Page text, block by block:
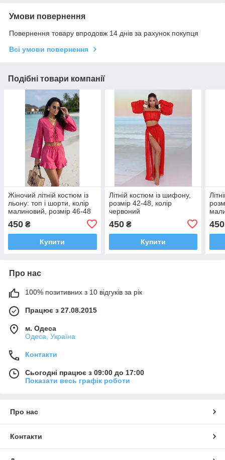
Умови повернення
Повернення товару впродовж 14 днів за рахунок покупця
Всі умови повернення
Подібні товари компанії
Жіночий літній костюм із
льону: топ і шорти, колір
малиновий, розмір 46-48
450 ₴
Купити
Літній костюм із шифону,
розмір 42-48, колір
червоний
450₴
Купити
450
Про нас
100% позитивних з 10 відгуків за рік
Працює з 27.08.2015
м. Одеса
Одеса, Україна
Контакти
Сьогодні працює з 09:00 до 17:00
Показати весь графік роботи
Про нас
Контакти